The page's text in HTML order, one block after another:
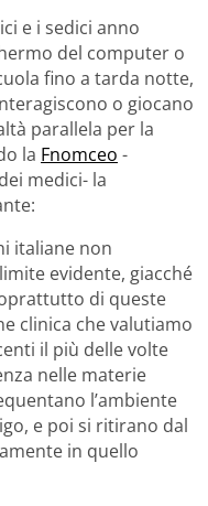
e i sedici anno
del computer o
fino a tarda notte,
o giocano
parallela per la
la Fnomceo -
medici- la
italiane non
evidente, giacché
di queste
clinica che valutiamo
il più delle volte
nelle materie
l’ambiente
e poi si ritirano dal
in quello